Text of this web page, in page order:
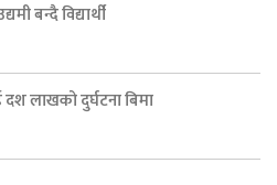
बन्दै विद्यार्थी
लाखको दुर्घटना बिमा